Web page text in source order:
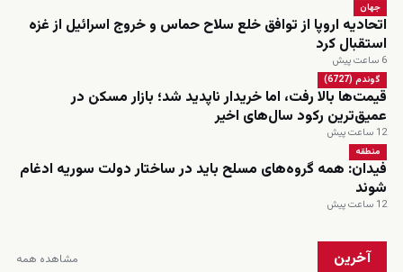
جهان
اتحادیه اروپا از توافق خلع سلاح حماس و خروج اسرائیل از غزه
استقبال کرد
6 ساعت پیش
گوندم (6727)
قیمت‌ها بالا رفت، اما خریدار ناپدید شد؛ بازار مسکن در
عمیق‌ترین رکود سال‌های اخیر
12 ساعت پیش
منطقه
فیدان: همه گروه‌های مسلح باید در ساختار دولت سوریه ادغام
شوند
12 ساعت پیش
آخرین مشاهده همه